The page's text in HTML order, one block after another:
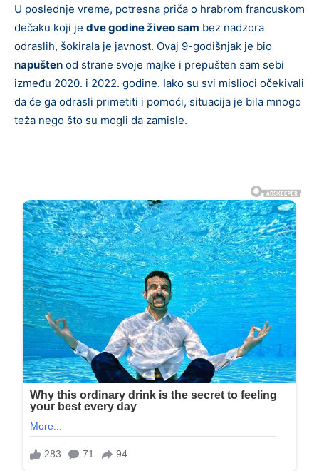
U poslednje vreme, potresna priča o hrabrom francuskom
dečaku koji je dve godine živeo sam bez nadzora
odraslih, šokirala je javnost. Ovaj 9-godišnjak je bio
napušten od strane svoje majke i prepušten sam sebi
između 2020. i 2022. godine. Iako su svi mislioci očekivali
da će ga odrasli primetiti i pomoći, situacija je bila mnogo
teža nego što su mogli da zamisle.